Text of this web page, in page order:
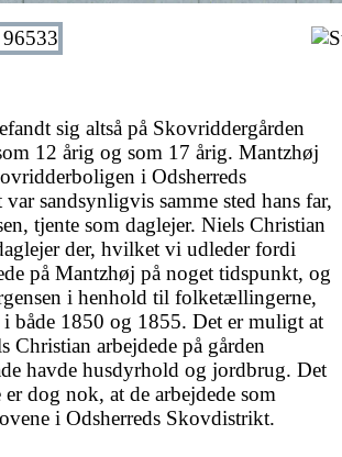
sig altså på Skovriddergården
12 årig og som 17 årig. Mantzhøj
i Odsherreds
sandsynligvis samme sted hans far,
tjente som daglejer. Niels Christian
der, hvilket vi udleder fordi
på Mantzhøj på noget tidspunkt, og
i henhold til folketællingerne,
både 1850 og 1855. Det er muligt at
Christian arbejdede på gården
havde husdyrhold og jordbrug. Det
dog nok, at de arbejdede som
i Odsherreds Skovdistrikt.